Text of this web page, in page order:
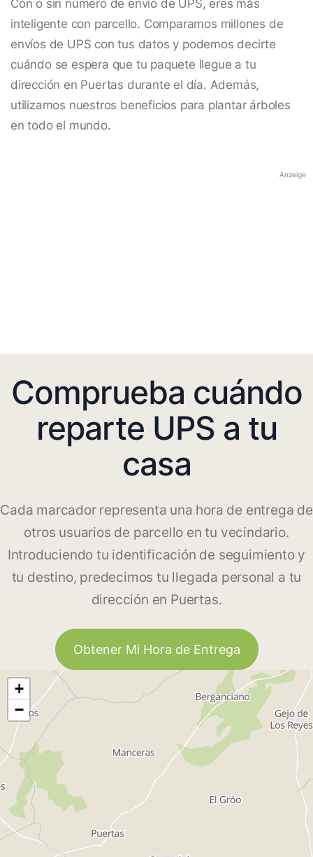
Con o sin número de envío de UPS, eres más
inteligente con parcello. Comparamos millones de
envíos de UPS con tus datos y podemos decirte
cuándo se espera que tu paquete llegue a tu
dirección en Puertas durante el día. Además,
utilizamos nuestros beneficios para plantar árboles
en todo el mundo.
Anzeige
Comprueba cuándo
reparte UPS a tu
casa
Cada marcador representa una hora de entrega de
otros usuarios de parcello en tu vecindario.
Introduciendo tu identificación de seguimiento y
tu destino, predecimos tu llegada personal a tu
dirección en Puertas.
Obtener Mi Hora de Entrega
+
−